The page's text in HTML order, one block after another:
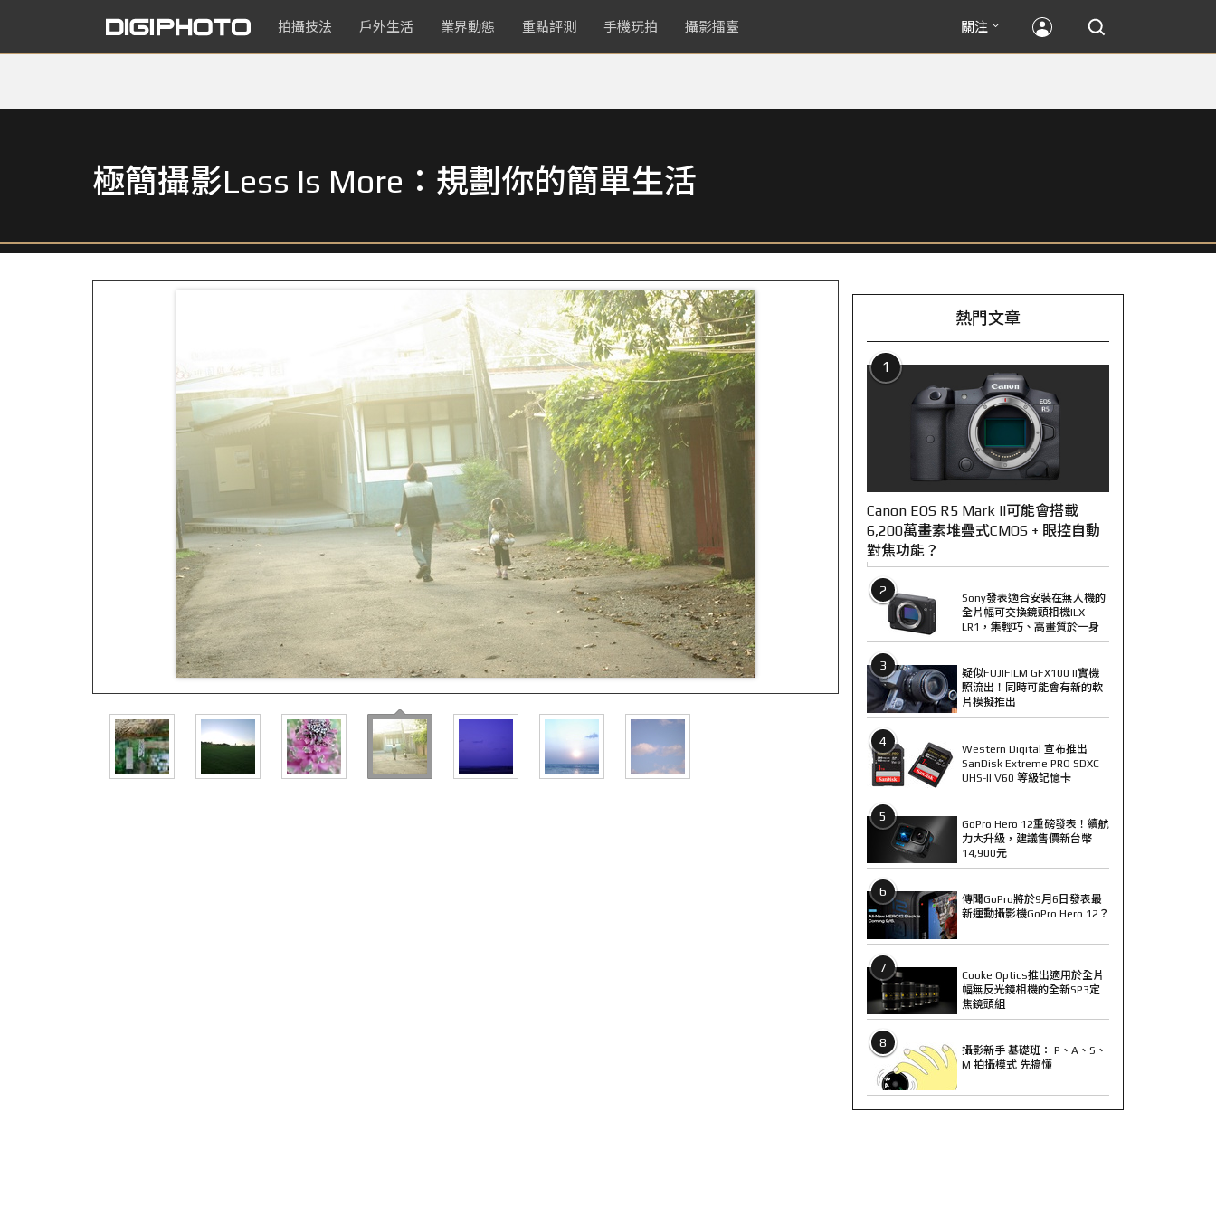
拍攝技法 戶外生活 業界動態 重點評測 手機玩拍 攝影擂臺 關注
極簡攝影Less Is More：規劃你的簡單生活
熱門文章
1
Canon EOS R5 Mark II可能會搭載
6,200萬畫素堆疊式CMOS + 眼控自動
對焦功能？
2
Sony發表適合安裝在無人機的
全片幅可交換鏡頭相機ILX-
LR1，集輕巧、高畫質於一身
3
疑似FUJIFILM GFX100 II實機
照流出！同時可能會有新的軟
片模擬推出
4
Western Digital 宣布推出
SanDisk Extreme PRO SDXC
UHS-II V60 等級記憶卡
5
GoPro Hero 12重磅發表！續航
力大升級，建議售價新台幣
14,900元
6
傳聞GoPro將於9月6日發表最
新運動攝影機GoPro Hero 12？
7
Cooke Optics推出適用於全片
幅無反光鏡相機的全新SP3定
焦鏡頭組
8
攝影新手 基礎班： P、A、S、
M 拍攝模式 先搞懂